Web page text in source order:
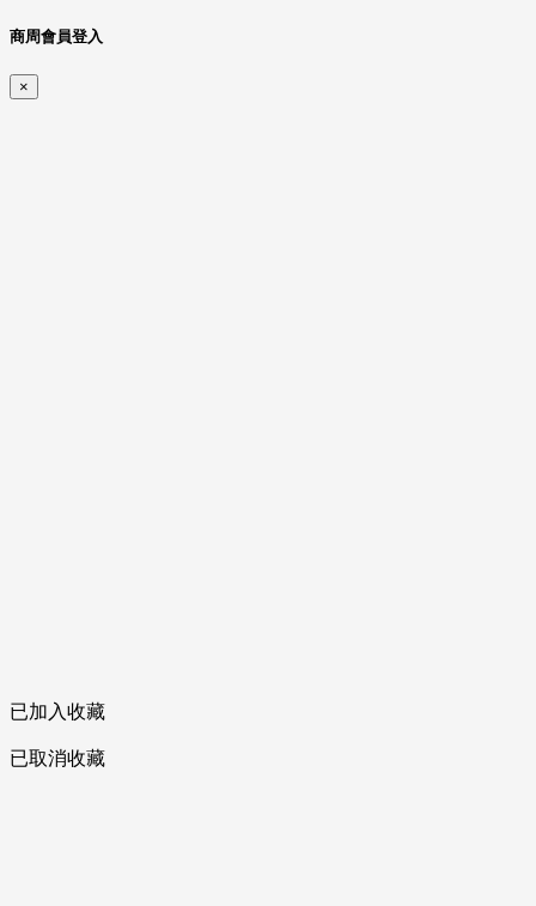
商周會員登入
×
已加入收藏
已取消收藏